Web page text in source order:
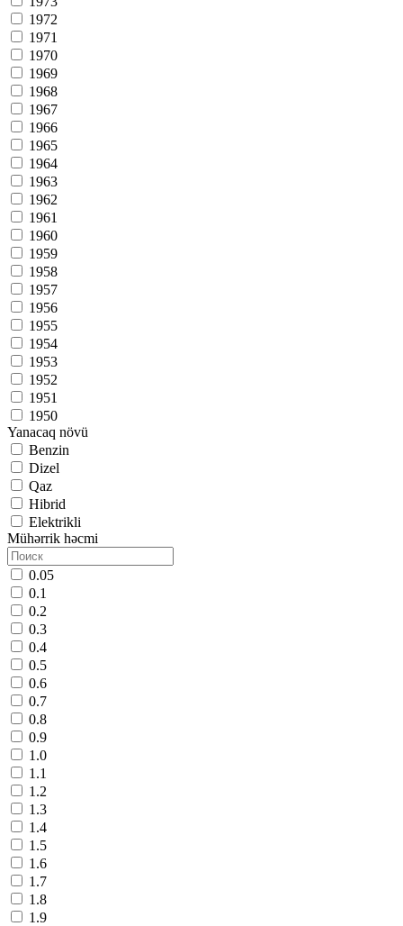
1972
1971
1970
1969
1968
1967
1966
1965
1964
1963
1962
1961
1960
1959
1958
1957
1956
1955
1954
1953
1952
1951
1950
Yanacaq növü
Benzin
Dizel
Qaz
Hibrid
Elektrikli
Mühərrik həcmi
0.05
0.1
0.2
0.3
0.4
0.5
0.6
0.7
0.8
0.9
1.0
1.1
1.2
1.3
1.4
1.5
1.6
1.7
1.8
1.9